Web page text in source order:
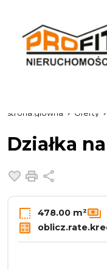
strona.glowna Oferty
Działka
Dodaj do
Drukuj
478.00 m²